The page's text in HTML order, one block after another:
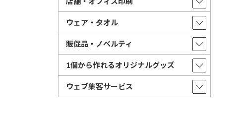
ウェア・タオル
販促品・ノベルティ
1個から作れるオリジナルグッズ
ウェブ集客サービス